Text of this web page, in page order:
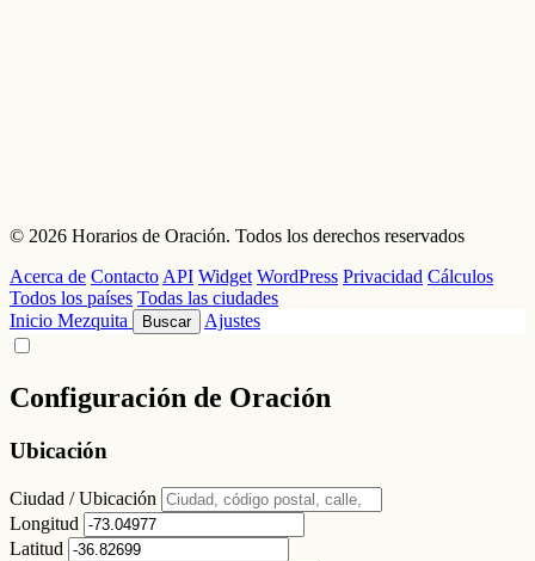
© 2026 Horarios de Oración. Todos los derechos reservados
Acerca de ContactoAPI Widget WordPress Privacidad Cálculos
Todos los países Todas las ciudades
Inicio Mezquita Buscar Ajustes
Configuración de Oración
Ubicación
Ciudad / Ubicación
Longitud
Latitud